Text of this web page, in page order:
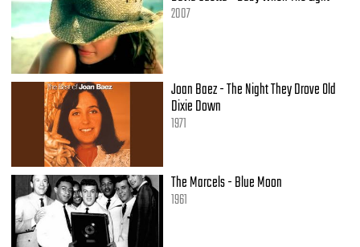
2007
Joan Baez - The Night They Drove Old
Dixie Down
1971
The Marcels - Blue Moon
1961